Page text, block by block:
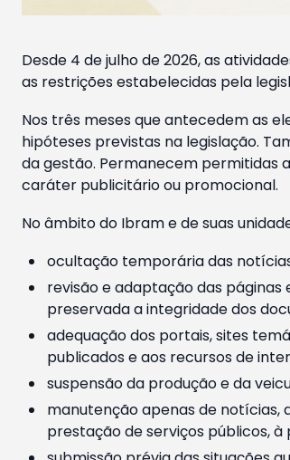
Desde 4 de julho de 2026, as
as restrições estabelecidas pela
Nos três meses que antecedem as
hipóteses previstas na legislação.
da gestão. Permanecem permitidas
caráter publicitário ou promocional.
No âmbito do Ibram e de suas
ocultação temporária das
revisão e adaptação das
preservada a integridade dos
adequação dos portais, sites
publicados e aos recursos de
suspensão da produção e da
manutenção apenas de notícias,
prestação de serviços públicos,